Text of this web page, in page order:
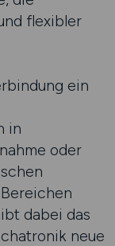
flexibler
ein
in
oder
dabei das
neue